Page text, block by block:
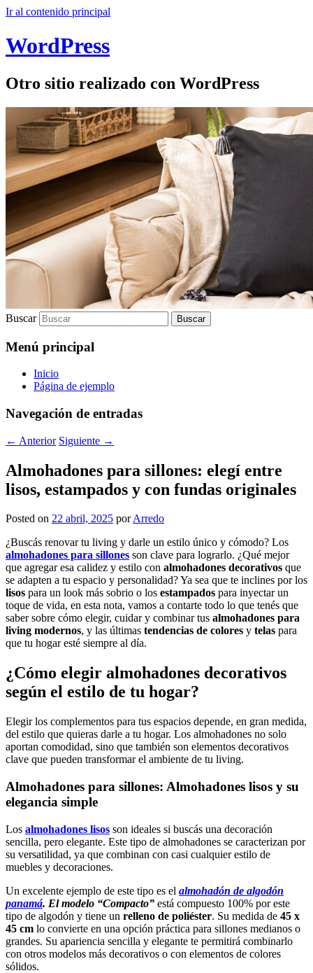
Ir al contenido principal
WordPress
Otro sitio realizado con WordPress
Buscar
Menú principal
Inicio
Página de ejemplo
Navegación de entradas
← Anterior Siguiente →
Almohadones para sillones: elegí entre
lisos, estampados y con fundas originales
Posted on 22 abril, 2025 porArredo
¿Buscás renovar tu living y darle un estilo único y cómodo? Los
almohadones para sillones son clave para lograrlo. ¿Qué mejor
que agregar esa calidez y estilo con almohadones decorativos que
se adapten a tu espacio y personalidad? Ya sea que te inclines por los
lisos para un look más sobrio o los estampados para inyectar un
toque de vida, en esta nota, vamos a contarte todo lo que tenés que
saber sobre cómo elegir, cuidar y combinar tus almohadones para
living modernos, y las últimas tendencias de colores y telas para
que tu hogar esté siempre al día.
¿Cómo elegir almohadones decorativos
según el estilo de tu hogar?
Elegir los complementos para tus espacios depende, en gran medida,
del estilo que quieras darle a tu hogar. Los almohadones no solo
aportan comodidad, sino que también son elementos decorativos
clave que pueden transformar el ambiente de tu living.
Almohadones para sillones: Almohadones lisos y su
elegancia simple
Los almohadones lisos son ideales si buscás una decoración
sencilla, pero elegante. Este tipo de almohadones se caracterizan por
su versatilidad, ya que combinan con casi cualquier estilo de
muebles y decoraciones.
Un excelente ejemplo de este tipo es el almohadón de algodón
panamá. El modelo “Compacto” está compuesto 100% por este
tipo de algodón y tiene un relleno de poliéster. Su medida de 45 x
45 cm lo convierte en una opción práctica para sillones medianos o
grandes. Su apariencia sencilla y elegante te permitirá combinarlo
con otros modelos más decorativos o con elementos de colores
sólidos.